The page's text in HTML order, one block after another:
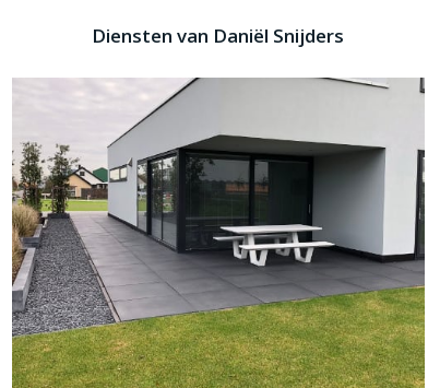
Diensten van Daniël Snijders